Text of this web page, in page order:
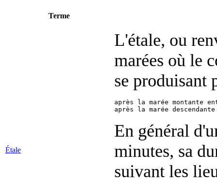
Terme
Étale
L'étale, ou
marées où le
se produisant
après la marée
En général
minutes, sa
suivant les